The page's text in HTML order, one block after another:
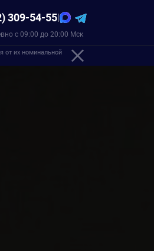
309-54-55|
с 09:00 до 20:00 Мск
от их номинальной